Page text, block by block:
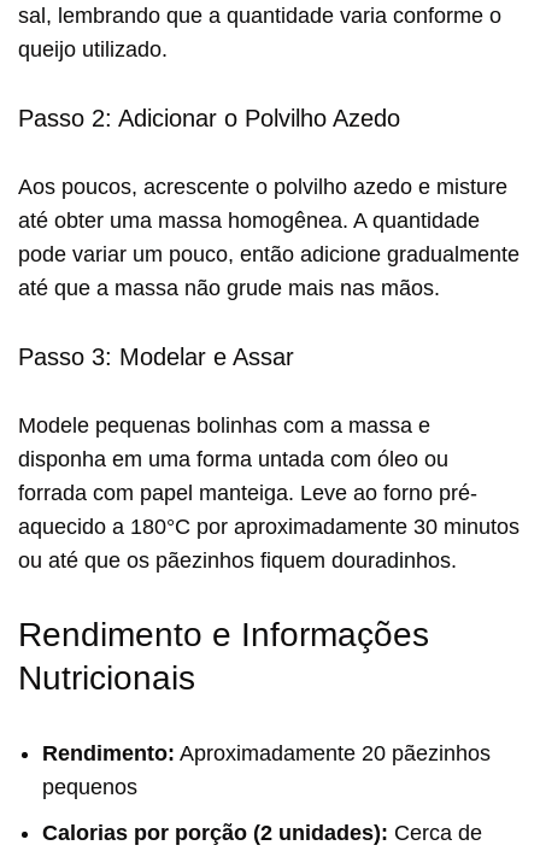
sal, lembrando que a quantidade varia conforme o
queijo utilizado.
Passo 2: Adicionar o Polvilho Azedo
Aos poucos, acrescente o polvilho azedo e misture
até obter uma massa homogênea. A quantidade
pode variar um pouco, então adicione gradualmente
até que a massa não grude mais nas mãos.
Passo 3: Modelar e Assar
Modele pequenas bolinhas com a massa e
disponha em uma forma untada com óleo ou
forrada com papel manteiga. Leve ao forno pré-
aquecido a 180°C por aproximadamente 30 minutos
ou até que os pãezinhos fiquem douradinhos.
Rendimento e Informações
Nutricionais
Rendimento: Aproximadamente 20 pãezinhos
pequenos
Calorias por porção (2 unidades): Cerca de